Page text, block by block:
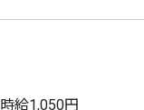
給1,050円